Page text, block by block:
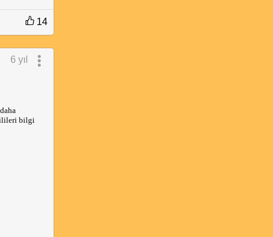
14
6 yıl
bilgi